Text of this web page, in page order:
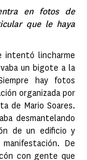
en fotos de
que le haya
intentó lincharme
un bigote a la
hay fotos
organizada por
de Mario Soares.
desmantelando
de un edificio y
De
con gente que